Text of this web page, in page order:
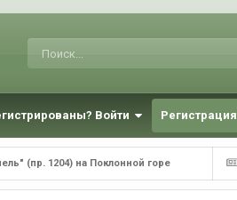
Войти Регистрация
(пр. 1204) на Поклонной горе